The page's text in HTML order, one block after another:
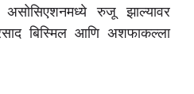
असोसिएशनमध्ये रुजू झाल्यावर
बिस्मिल आणि अशफाकल्ला